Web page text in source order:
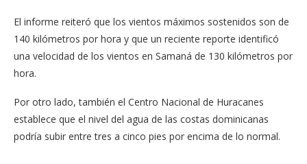
El informe reiteró que los vientos máximos sostenidos son de
140 kilómetros por hora y que un reciente reporte identificó
una velocidad de los vientos en Samaná de 130 kilómetros por
hora.
Por otro lado, también el Centro Nacional de Huracanes
establece que el nivel del agua de las costas dominicanas
podría subir entre tres a cinco pies por encima de lo normal.